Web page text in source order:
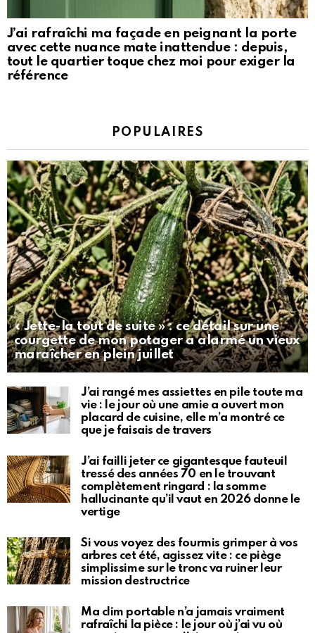
J’ai rafraîchi ma façade en peignant la porte
avec cette nuance mate inattendue : depuis,
tout le quartier toque chez moi pour exiger la
référence
POPULAIRES
« Jette-la tout de suite » : ce détail sur une
courgette de mon potager a alarmé un vieux
maraîcher en plein juillet
J’ai rangé mes assiettes en pile toute ma
vie : le jour où une amie a ouvert mon
placard de cuisine, elle m’a montré ce
que je faisais de travers
J’ai failli jeter ce gigantesque fauteuil
tressé des années 70 en le trouvant
complètement ringard : la somme
hallucinante qu’il vaut en 2026 donne le
vertige
Si vous voyez des fourmis grimper à vos
arbres cet été, agissez vite : ce piège
simplissime sur le tronc va ruiner leur
mission destructrice
Ma clim portable n’a jamais vraiment
rafraîchi la pièce : le jour où j’ai vu où